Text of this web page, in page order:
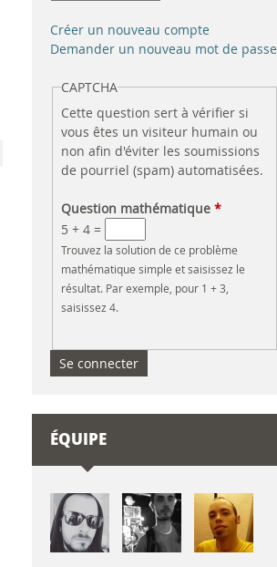
h
e
r
c
h
e
Créer un nouveau compte
Demander un nouveau mot de passe
CAPTCHA
Cette question sert à vérifier si
vous êtes un visiteur humain ou
non afin d'éviter les soumissions
de pourriel (spam) automatisées.
Question mathématique*
5 + 4 =
Trouvez la solution de ce problème
mathématique simple et saisissez le
résultat. Par exemple, pour 1 + 3,
saisissez 4.
ÉQUIPE